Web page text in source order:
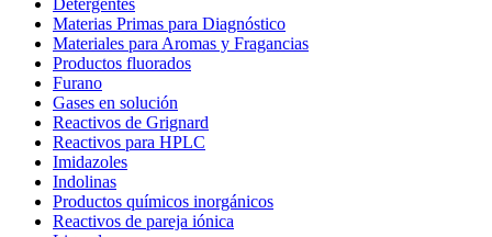
Detergentes
Materias Primas para Diagnóstico
Materiales para Aromas y Fragancias
Productos fluorados
Furano
Gases en solución
Reactivos de Grignard
Reactivos para HPLC
Imidazoles
Indolinas
Productos químicos inorgánicos
Reactivos de pareja iónica